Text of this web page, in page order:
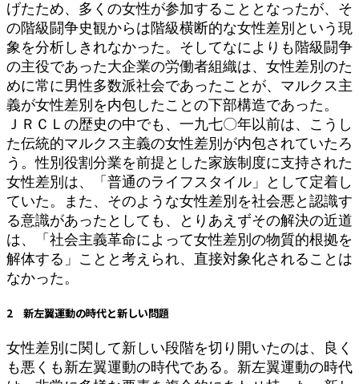
げたため、多くの女性が参加することとなったが、そ
の階級闘争史観からは階級横断的な女性差別という現
象を分析しきれなかった。そしてなによりも階級闘争
の主役であった大企業の労働者組織は、女性差別のた
めに常に男性多数派社会であったことが、マルクス主
義が女性差別を内包したことの下部構造であった。
ＪＲＣＬの歴史の中でも、一九七〇年以前は、こうし
た伝統的マルクス主義の女性差別が内包されていたろ
う。性別役割分業を前提とした家族制度に支持された
女性差別は、「普通のライフスタイル」として定着し
ていた。また、そのような女性差別を社会悪と認識す
る意識があったとしても、とりあえずその解決の近道
は、「社会主義革命によって女性差別の物質的根拠を
解体する」ことと考えられ、直接対象化されることは
なかった。
2 新左翼運動の時代と新しい問題
女性差別に関して新しい段階を切り開いたのは、良く
も悪くも新左翼運動の時代である。新左翼運動の時代